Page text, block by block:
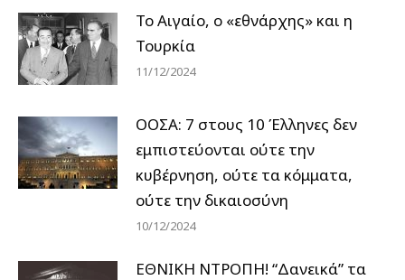
Το Αιγαίο, ο «εθνάρχης» και η
Τουρκία
11/12/2024
ΟΟΣΑ: 7 στους 10 Έλληνες δεν
εμπιστεύονται ούτε την
κυβέρνηση, ούτε τα κόμματα,
ούτε την δικαιοσύνη
10/12/2024
ΕΘΝΙΚΗ ΝΤΡΟΠΗ! “Δανεικά” τα